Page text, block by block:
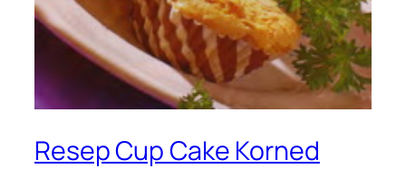
Resep Cup Cake Korned